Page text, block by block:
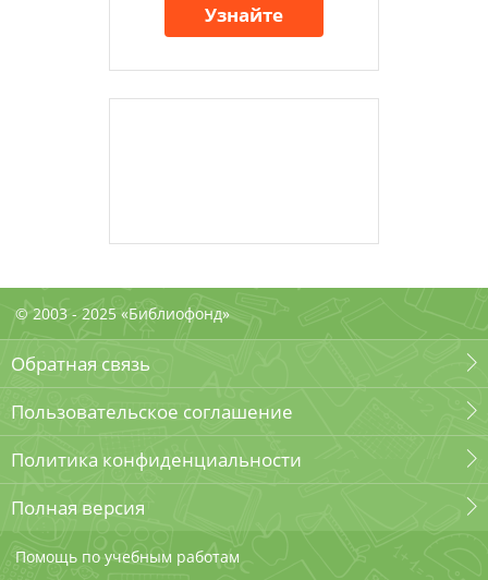
Узнайте
© 2003 - 2025 «Библиофонд»
Обратная связь
Пользовательское соглашение
Политика конфиденциальности
Полная версия
Помощь по учебным работам